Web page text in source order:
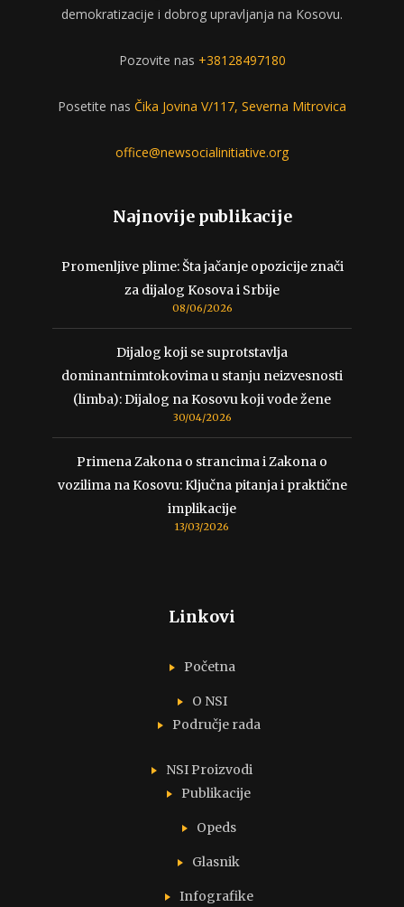
demokratizacije i dobrog upravljanja na Kosovu.
Pozovite nas +38128497180
Posetite nas Čika Jovina V/117, Severna Mitrovica
office@newsocialinitiative.org
Najnovije publikacije
Promenljive plime: Šta jačanje opozicije znači
za dijalog Kosova i Srbije
08/06/2026
Dijalog koji se suprotstavlja
dominantnimtokovima u stanju neizvesnosti
(limba): Dijalog na Kosovu koji vode žene
30/04/2026
Primena Zakona o strancima i Zakona o
vozilima na Kosovu: Ključna pitanja i praktične
implikacije
13/03/2026
Linkovi
Početna
O NSI
Područje rada
NSI Proizvodi
Publikacije
Opeds
Glasnik
Infografike